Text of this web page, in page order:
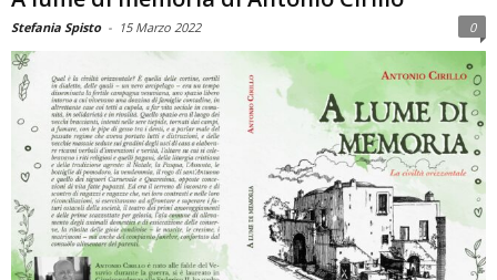
Stefania Spisto - 15 Marzo 2022 0